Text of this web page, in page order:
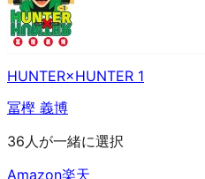
HUNTER×HUNTER 1
冨樫 義博
36人が一緒に選択
Amazon楽天